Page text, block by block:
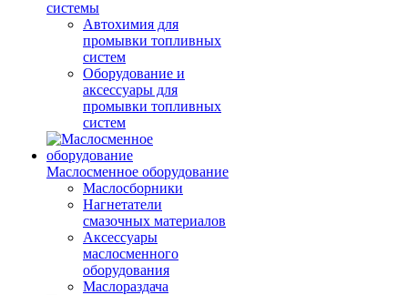
системы
Автохимия для
промывки топливных
систем
Оборудование и
аксессуары для
промывки топливных
систем
Маслосменное оборудование
Маслосборники
Нагнетатели
смазочных материалов
Аксессуары
маслосменного
оборудования
Маслораздача